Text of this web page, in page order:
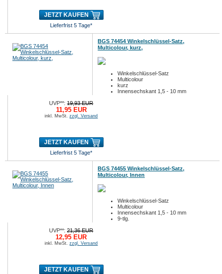
JETZT KAUFEN
Lieferfrist 5 Tage*
BGS 74454 Winkelschlüssel-Satz,
Multicolour, kurz,
Winkelschlüssel-Satz
Multicolour
kurz
Innensechskant 1,5 - 10 mm
UVP**:19,93 EUR
11,95 EUR
inkl. MwSt.zzgl. Versand
JETZT KAUFEN
Lieferfrist 5 Tage*
BGS 74455 Winkelschlüssel-Satz,
Multicolour, Innen
Winkelschlüssel-Satz
Multicolour
Innensechskant 1,5 - 10 mm
9-tlg.
UVP**:21,36 EUR
12,95 EUR
inkl. MwSt.zzgl. Versand
JETZT KAUFEN